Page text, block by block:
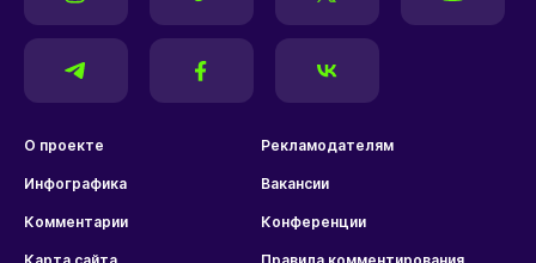
О проекте Рекламодателям
Инфографика Вакансии
Комментарии Конференции